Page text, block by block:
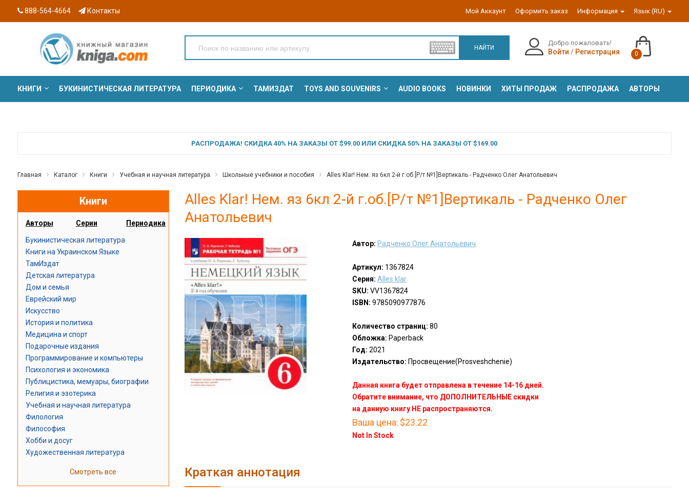
888-564-4664 Контакты Мой Аккаунт Оформить заказ Информация Язык (RU)
НАЙТИ
Добро пожаловать!
Войти / Регистрация 0
КНИГИ БУКИНИСТИЧЕСКАЯ ЛИТЕРАТУРА ПЕРИОДИКА ТАМИЗДАТ TOYS AND SOUVENIRS AUDIO BOOKS НОВИНКИ ХИТЫ ПРОДАЖ РАСПРОДАЖА АВТОРЫ
РАСПРОДАЖА! СКИДКА 40% НА ЗАКАЗЫ ОТ $99.00 ИЛИ СКИДКА 50% НА ЗАКАЗЫ ОТ $169.00
Главная Каталог Книги Учебная и научная литература Школьные учебники и пособия Alles Klar! Нем. яз 6кл 2-й г.об.[Р/т №1]Вертикаль - Радченко Олег Анатольевич
Книги
Авторы Серии Периодика
Букинистическая литература
Книги на Украинском Языке
ТамИздат
Детская литература
Дом и семья
Еврейский мир
Искусство
История и политика
Медицина и спорт
Подарочные издания
Программирование и компьютеры
Психология и экономика
Публицистика, мемуары, биографии
Религия и эзотерика
Учебная и научная литература
Филология
Философия
Хобби и досуг
Художественная литература
Смотреть все
Alles Klar! Нем. яз 6кл 2-й г.об.[Р/т №1]Вертикаль - Радченко Олег
Анатольевич
Автор: Радченко Олег Анатольевич
Артикул: 1367824
Серия: Alles klar
SKU: VV1367824
ISBN: 9785090977876
Количество страниц: 80
Обложка: Paperback
Год: 2021
Издательство: Просвещение(Prosveshchenie)
Данная книга будет отправлена в течение 14-16 дней.
Обратите внимание, что ДОПОЛНИТЕЛЬНЫЕ скидки
на данную книгу НЕ распространяются.
Ваша цена: $23.22
Not In Stock
Краткая аннотация